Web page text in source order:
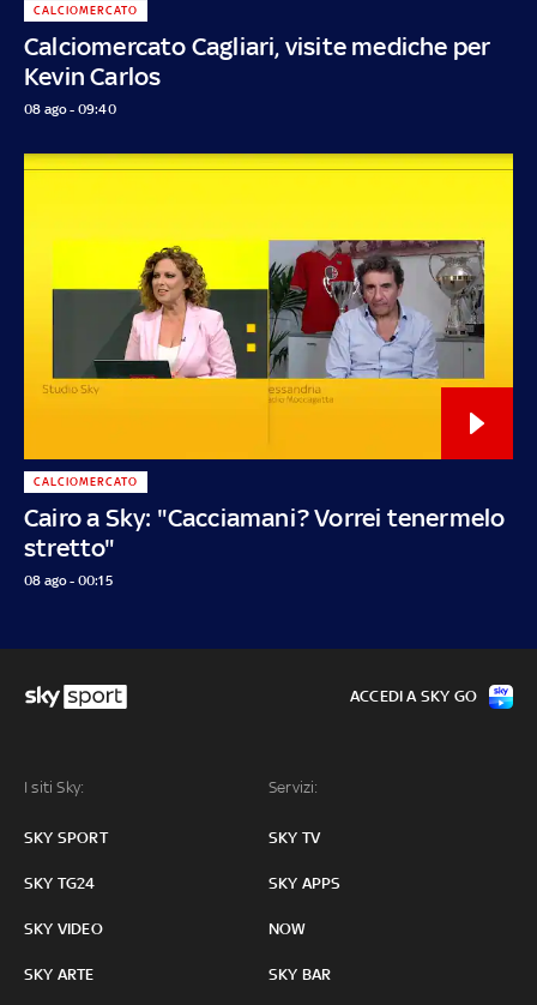
Calciomercato Cagliari, visite mediche per
Kevin Carlos
CALCIOMERCATO
08 ago - 09:40
Cairo a Sky: "Cacciamani? Vorrei tenermelo
stretto"
CALCIOMERCATO
08 ago - 00:15
I siti Sky:
SKY SPORT
SKY TG24
SKY VIDEO
SKY ARTE
Servizi:
SKY TV
SKY APPS
NOW
SKY BAR
ACCEDI A SKY GO